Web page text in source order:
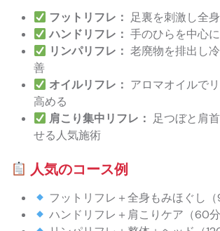
フットリフレ： 足裏を刺激し全
ハンドリフレ： 手のひらを中心
リンパリフレ： 老廃物を排出し
善
オイルリフレ： アロマオイルで
高める
肩こり集中リフレ： 足つぼと肩
せる人気施術
人気のコース例
フットリフレ＋全身もみほぐし（
ハンドリフレ＋肩こりケア（60分